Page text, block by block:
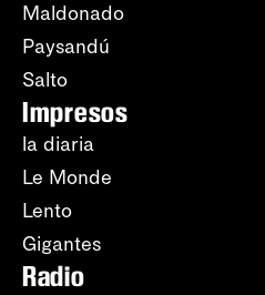
Maldonado
Paysandú
Salto
Impresos
la diaria
Le Monde
Lento
Gigantes
Radio